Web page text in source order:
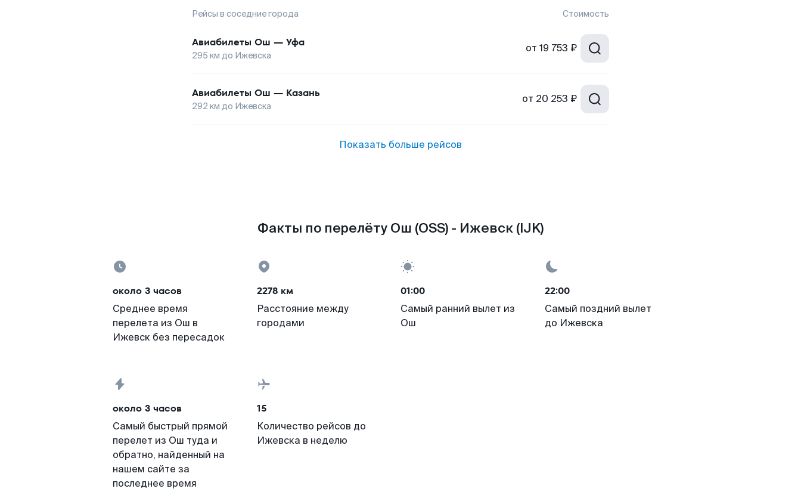
Рейсы в соседние города Стоимость
Авиабилеты Ош — Уфа
295 км до Ижевска
от 19 753 ₽
Авиабилеты Ош — Казань
292 км до Ижевска
от 20 253 ₽
Показать больше рейсов
Факты по перелёту Ош (OSS) - Ижевск (IJK)
около 3 часов
Среднее время
перелета из Ош в
Ижевск без пересадок
2278 км
Расстояние между
городами
01:00
Самый ранний вылет из
Ош
22:00
Самый поздний вылет
до Ижевска
около 3 часов
Самый быстрый прямой
перелет из Ош туда и
обратно, найденный на
нашем сайте за
последнее время
15
Количество рейсов до
Ижевска в неделю